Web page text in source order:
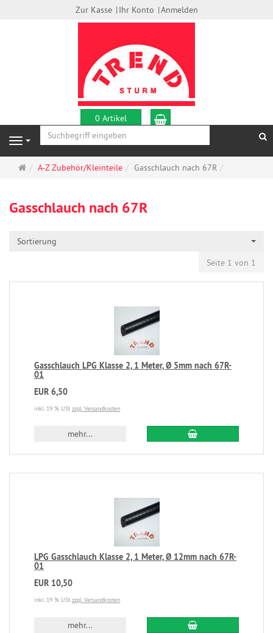
Zur Kasse Ihr Konto Anmelden
0 Artikel Warenkorb
Navigation
Startseite
A-Z Zubehör/Kleinteile Gasschlauch nach 67R
Gasschlauch nach 67R
Sortierung
Seite 1 von 1
Gasschlauch LPG Klasse 2, 1 Meter, Ø 5mm nach 67R-
01
EUR 6,50
inkl. 19 % USt zzgl. Versandkosten
mehr...
LPG Gasschlauch Klasse 2, 1 Meter, Ø 12mm nach 67R-
01
EUR 10,50
inkl. 19 % USt zzgl. Versandkosten
mehr...